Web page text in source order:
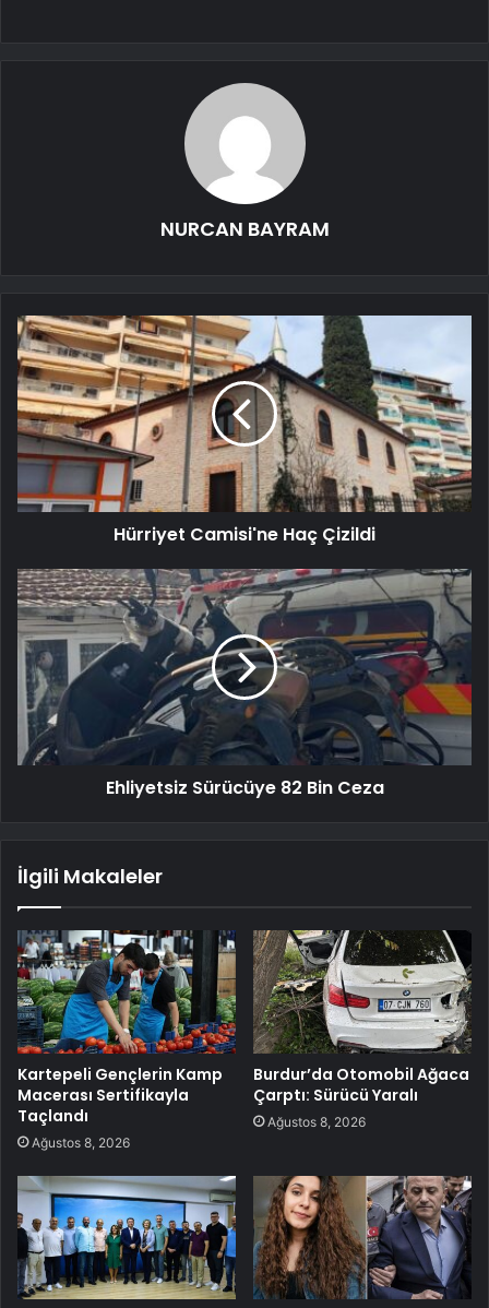
NURCAN BAYRAM
Hürriyet Camisi'ne Haç Çizildi
Ehliyetsiz Sürücüye 82 Bin Ceza
İlgili Makaleler
Kartepeli Gençlerin Kamp
Macerası Sertifikayla
Taçlandı
Ağustos 8, 2026
Burdur’da Otomobil Ağaca
Çarptı: Sürücü Yaralı
Ağustos 8, 2026